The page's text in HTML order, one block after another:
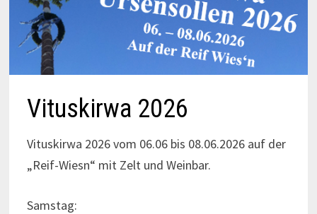
Vituskirwa 2026
Vituskirwa 2026 vom 06.06 bis 08.06.2026 auf der
„Reif-Wiesn“ mit Zelt und Weinbar.
Samstag: